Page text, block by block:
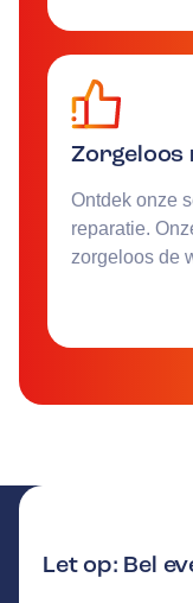
Zorgeloos
Ontdek onze
reparatie.
zorgeloos de
Let op: Bel